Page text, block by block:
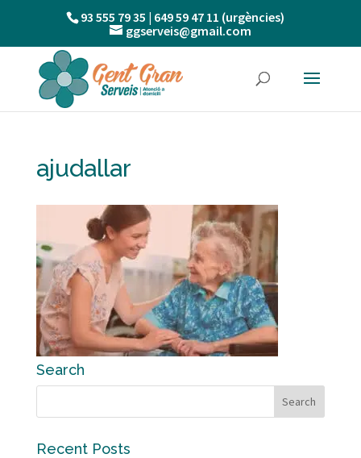
93 555 79 35 | 649 59 47 11 (urgències)
ggserveis@gmail.com
ajudallar
Search
Recent Posts